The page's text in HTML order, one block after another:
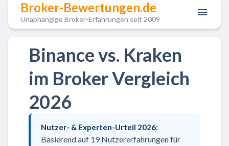
Broker-Bewertungen.de
Unabhängige Broker-Erfahrungen seit 2009
Binance vs. Kraken
im Broker Vergleich
2026
Nutzer- & Experten-Urteil 2026:
Basierend auf 19 Nutzererfahrungen für